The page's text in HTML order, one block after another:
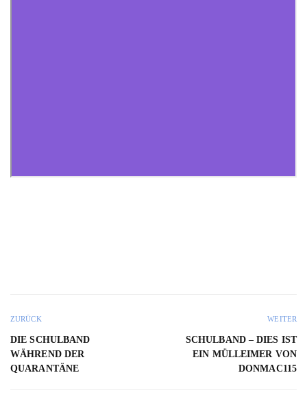
ZURÜCK
DIE SCHULBAND
WÄHREND DER
QUARANTÄNE
WEITER
SCHULBAND – DIES IST
EIN MÜLLEIMER VON
DONMAC115